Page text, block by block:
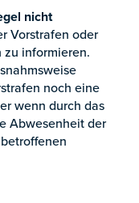
nicht
Vorstrafen oder
informieren.
noch eine
wenn durch das
Abwesenheit der